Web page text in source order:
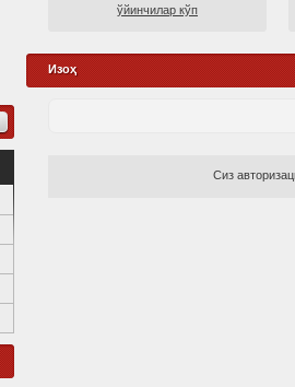
ўйинчилар кўп
Изоҳ
Сиз